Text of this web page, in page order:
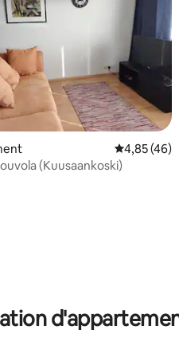
la base de 81 commentaires :
Évaluation
4,85 (46)
(Kuusaankoski)